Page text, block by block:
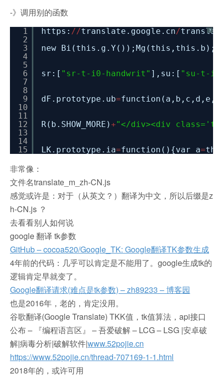
-》调用别的函数
?
1
2
3
4
5
6
7
8
9
10
11
12
13
14
15
https: //translate.google.cn/
new
sr:[ "sr-t-i0-handwrit" ],su:[ "su-t-
dF.prototype.ub=
R(b.SHOW_MORE)+"</div><div
LK.prototype.ia=function(){var a=
非常像：
文件名translate_m_zh-CN.js
感觉或许是：对于（从英文？）翻译为中文，所以后缀是z
h-CN.js ？
去看看别人如何说
google 翻译 tk参数
GitHub – cocoa520/Google_TK: Google翻译TK参数生成
4年前的代码：几乎可以肯定是不能用了。google生成tk的
逻辑肯定早就变了。
Google翻译请求(难点是tk参数) – zh89233 – 博客园
也是2016年，老的，肯定没用。
谷歌翻译(Google Translate) TKK值，tk值算法，api接口
公布 – 『编程语言区』 – 吾爱破解 – LCG – LSG |安卓破
解|病毒分析|破解软件|www.52pojie.cn
https://www.52pojie.cn/thread-707169-1-1.html
2018年的，或许可用